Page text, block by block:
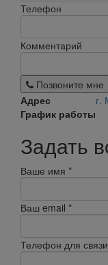
Телефон
Комментарий
Позвоните мне
Адрес
г.
График работы
Задать
Ваше имя *
Ваш email *
Телефон для связи